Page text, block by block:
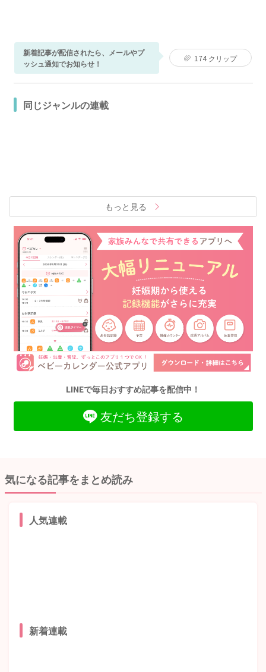
新着記事が配信されたら、メールやプ
ッシュ通知でお知らせ！
174 クリップ
同じジャンルの連載
もっと見る
LINEで毎日おすすめ記事を配信中！
友だち登録する
気になる記事をまとめ読み
人気連載
新着連載